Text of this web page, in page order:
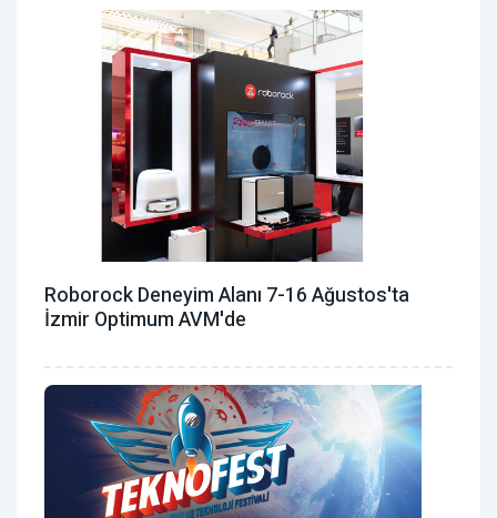
Roborock Deneyim Alanı 7-16 Ağustos'ta
İzmir Optimum AVM'de